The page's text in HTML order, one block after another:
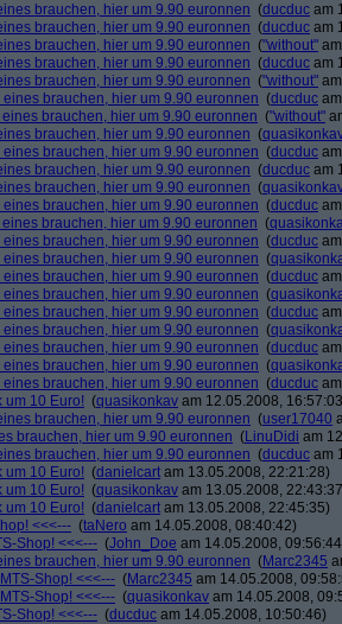
brauchen, hier um 9.90 euronnen (ducduc am
brauchen, hier um 9.90 euronnen (ducduc am
brauchen, hier um 9.90 euronnen ("without"
brauchen, hier um 9.90 euronnen (ducduc am
brauchen, hier um 9.90 euronnen ("without"
brauchen, hier um 9.90 euronnen (ducduc
brauchen, hier um 9.90 euronnen ("without"
brauchen, hier um 9.90 euronnen (
brauchen, hier um 9.90 euronnen (ducduc
brauchen, hier um 9.90 euronnen (ducduc am
brauchen, hier um 9.90 euronnen (
brauchen, hier um 9.90 euronnen (ducduc
brauchen, hier um 9.90 euronnen (
brauchen, hier um 9.90 euronnen (ducduc
brauchen, hier um 9.90 euronnen (
brauchen, hier um 9.90 euronnen (ducduc
brauchen, hier um 9.90 euronnen (
brauchen, hier um 9.90 euronnen (ducduc
brauchen, hier um 9.90 euronnen (
brauchen, hier um 9.90 euronnen (ducduc
brauchen, hier um 9.90 euronnen (
brauchen, hier um 9.90 euronnen (ducduc
um 10 Euro! (quasikonkav am 12.05.2008,
brauchen, hier um 9.90 euronnen (user17040
brauchen, hier um 9.90 euronnen (LinuDidi am
brauchen, hier um 9.90 euronnen (ducduc am
um 10 Euro! (danielcart am 13.05.2008, 22:21:28)
um 10 Euro! (quasikonkav am 13.05.2008,
um 10 Euro! (danielcart am 13.05.2008, 22:45:35)
<<<--- (taNero am 14.05.2008, 08:40:42)
Shop! <<<--- (John_Doe am 14.05.2008,
brauchen, hier um 9.90 euronnen (Marc2345
Shop! <<<--- (Marc2345 am 14.05.2008,
Shop! <<<--- (quasikonkav am 14.05.2008,
Shop! <<<--- (ducduc am 14.05.2008, 10:50:46)